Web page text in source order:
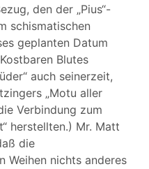
den der „Pius“-
schismatischen
geplanten Datum
Blutes
auch seinerzeit,
„Motu aller
Verbindung zum
herstellten.) Mr. Matt
die
Weihen nichts anderes